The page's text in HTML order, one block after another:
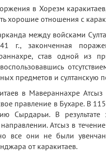
в Хорезм
хорошие отношения с
между войсками
г., законченная
став одной из
предметов и султанскую
в Мавераннахре
правление в Бухаре. В
Сырдарьи. В результате
Атсыз в
все они не были
от каракитаев.